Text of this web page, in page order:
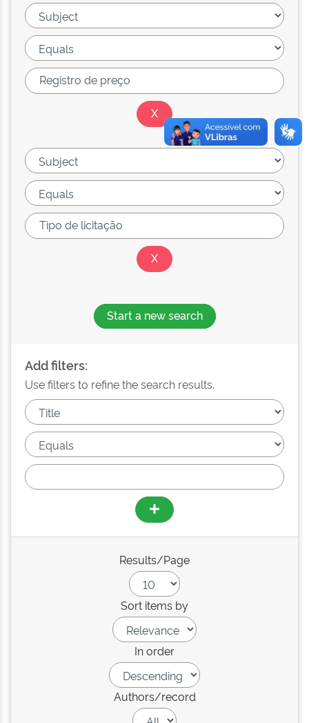
Start a new search
Add filters:
Use filters to refine the search results.
Results/Page
Sort items by
In order
Authors/record